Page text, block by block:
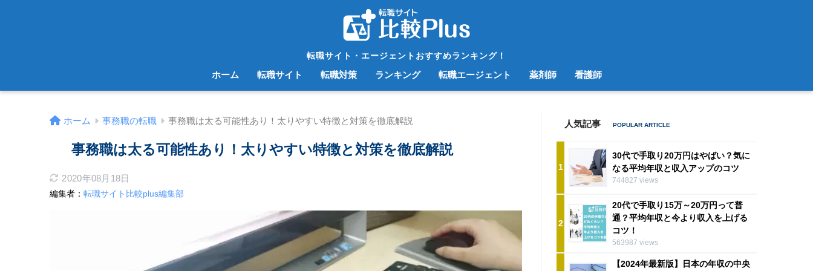
転職サイト・エージェントおすすめランキング！
ホーム 転職サイト 転職対策 ランキング 転職エージェント 薬剤師 看護師
ホーム 事務職の転職 事務職は太る可能性あり！太りやすい特徴と対策を徹底解説
事務職は太る可能性あり！太りやすい特徴と対策を徹底解説
2020年08月18日
編集者： 転職サイト比較plus編集部
人気記事
1
30代で手取り20万円はやばい？気に
なる平均年収と収入アップのコツ
744827 views
2
20代で手取り15万～20万円って普
通？平均年収と今より収入を上げる
コツ！
563987 views
【2024年最新版】日本の年収の中央